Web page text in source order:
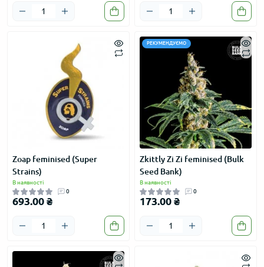
Zoap feminised (Super
Strains)
В наявності
0
693.00 ₴
РЕКУМЕНДУЄМО
Zkittly Zi Zi feminised (Bulk
Seed Bank)
В наявності
0
173.00 ₴